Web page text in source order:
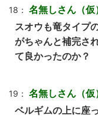
18： 名無しさん（仮
スオウも竜タイプ
がちゃんと補完さ
て良かったのか？
19： 名無しさん（仮
ベルギムの上に座